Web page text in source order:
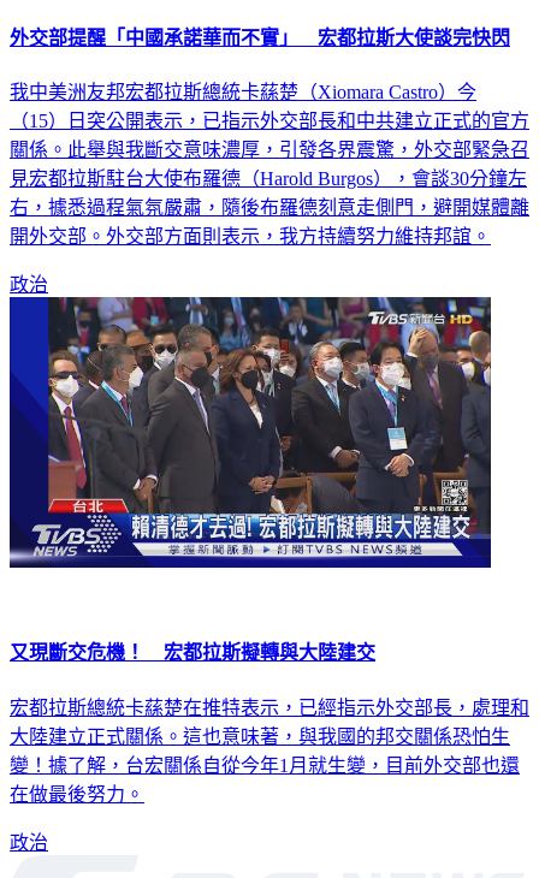
外交部提醒「中國承諾華而不實」 宏都拉斯大使談完快閃
我中美洲友邦宏都拉斯總統卡蕬楚（Xiomara Castro）今
（15）日突公開表示，已指示外交部長和中共建立正式的官方
關係。此舉與我斷交意味濃厚，引發各界震驚，外交部緊急召
見宏都拉斯駐台大使布羅德（Harold Burgos），會談30分鐘左
右，據悉過程氣氛嚴肅，隨後布羅德刻意走側門，避開媒體離
開外交部。外交部方面則表示，我方持續努力維持邦誼。
政治
又現斷交危機！ 宏都拉斯擬轉與大陸建交
宏都拉斯總統卡蕬楚在推特表示，已經指示外交部長，處理和
大陸建立正式關係。這也意味著，與我國的邦交關係恐怕生
變！據了解，台宏關係自從今年1月就生變，目前外交部也還
在做最後努力。
政治